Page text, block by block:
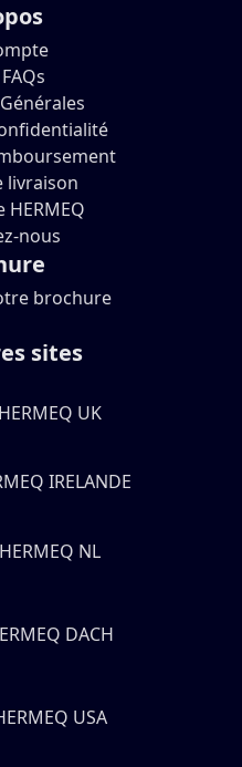
livraison
nous
brochure
sites
HERMEQ UK
IRELANDE
HERMEQ NL
DACH
USA